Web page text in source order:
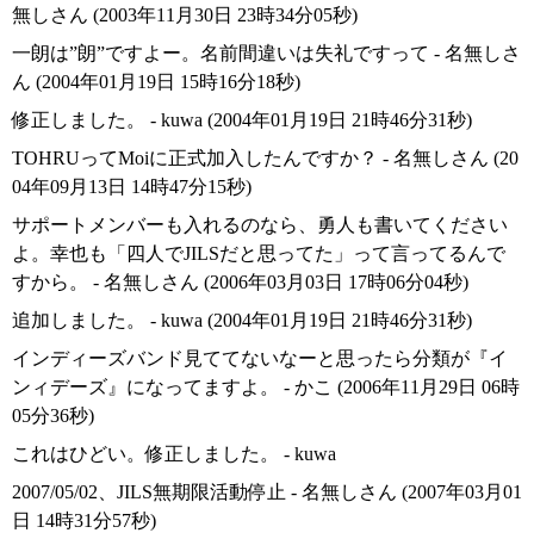
無しさん (2003年11月30日 23時34分05秒)
一朗は”朗”ですよー。名前間違いは失礼ですって - 名無しさ
ん (2004年01月19日 15時16分18秒)
修正しました。 - kuwa (2004年01月19日 21時46分31秒)
TOHRUってMoiに正式加入したんですか？ - 名無しさん (20
04年09月13日 14時47分15秒)
サポートメンバーも入れるのなら、勇人も書いてください
よ。幸也も「四人でJILSだと思ってた」って言ってるんで
すから。 - 名無しさん (2006年03月03日 17時06分04秒)
追加しました。 - kuwa (2004年01月19日 21時46分31秒)
インディーズバンド見ててないなーと思ったら分類が『イ
ンィデーズ』になってますよ。 - かこ (2006年11月29日 06時
05分36秒)
これはひどい。修正しました。 - kuwa
2007/05/02、JILS無期限活動停止 - 名無しさん (2007年03月01
日 14時31分57秒)